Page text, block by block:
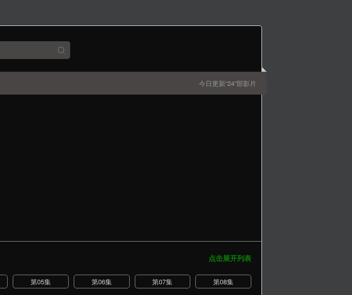
今日更新“24”部影片
点击展开列表
第05集 第06集 第07集
第08集